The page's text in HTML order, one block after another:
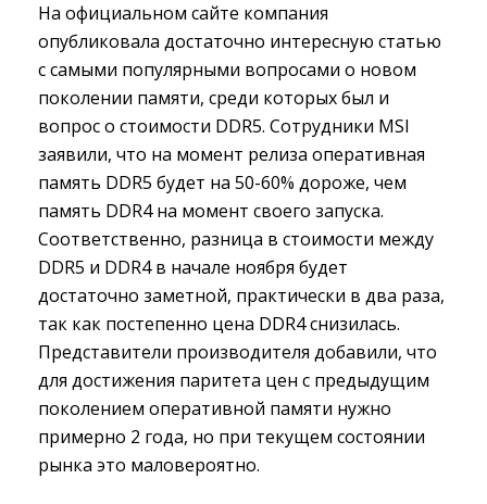
На официальном сайте компания
опубликовала достаточно интересную статью
с самыми популярными вопросами о новом
поколении памяти, среди которых был и
вопрос о стоимости DDR5. Сотрудники MSI
заявили, что на момент релиза оперативная
память DDR5 будет на 50-60% дороже, чем
память DDR4 на момент своего запуска.
Соответственно, разница в стоимости между
DDR5 и DDR4 в начале ноября будет
достаточно заметной, практически в два раза,
так как постепенно цена DDR4 снизилась.
Представители производителя добавили, что
для достижения паритета цен с предыдущим
поколением оперативной памяти нужно
примерно 2 года, но при текущем состоянии
рынка это маловероятно.